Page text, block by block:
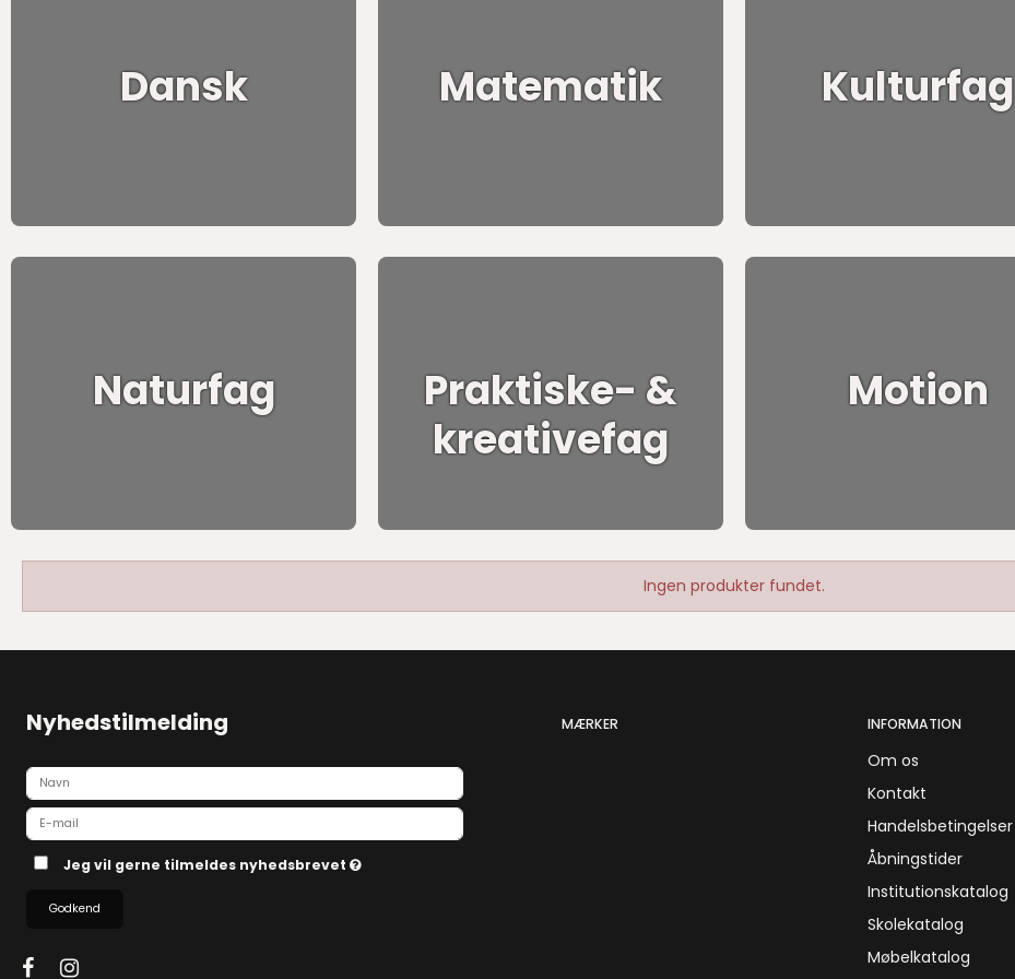
Dansk Matematik Kulturfag
Naturfag
Praktiske- &
kreativefag
Motion
Ingen produkter fundet.
Nyhedstilmelding
Jeg vil gerne tilmeldes nyhedsbrevet
Godkend
MÆRKER INFORMATION
Om os
Kontakt
Handelsbetingelser
Åbningstider
Institutionskatalog
Skolekatalog
Møbelkatalog